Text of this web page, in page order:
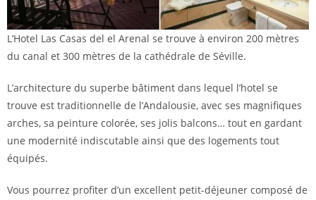
L’Hotel Las Casas del el Arenal se trouve à environ 200 mètres
du canal et 300 mètres de la cathédrale de Séville.
L’architecture du superbe bâtiment dans lequel l’hotel se
trouve est traditionnelle de l’Andalousie, avec ses magnifiques
arches, sa peinture colorée, ses jolis balcons… tout en gardant
une modernité indiscutable ainsi que des logements tout
équipés.
Vous pourrez profiter d’un excellent petit-déjeuner composé de